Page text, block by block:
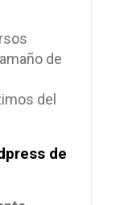
de
del
de